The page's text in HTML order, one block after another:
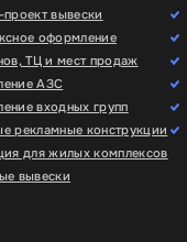
вывески
оформление
ТЦ и мест продаж
АЗС
входных групп
рекламные конструкции
для жилых комплексов
вывески